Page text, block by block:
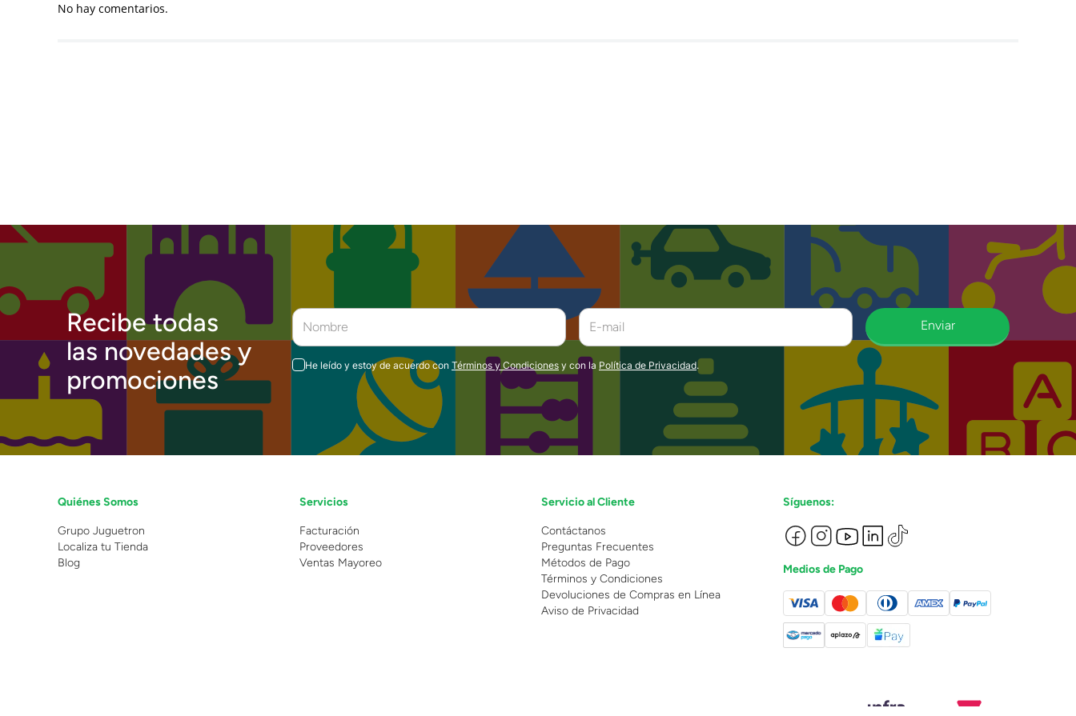
No hay comentarios.
Recibe todas
las novedades y
promociones
Enviar
He leído y estoy de acuerdo con Términos y Condiciones y con la Política de Privacidad.
Quiénes Somos
Grupo Juguetron
Localiza tu Tienda
Blog
Servicios
Facturación
Proveedores
Ventas Mayoreo
Servicio al Cliente
Contáctanos
Preguntas Frecuentes
Métodos de Pago
Términos y Condiciones
Devoluciones de Compras en Línea
Aviso de Privacidad
Síguenos:
Medios de Pago